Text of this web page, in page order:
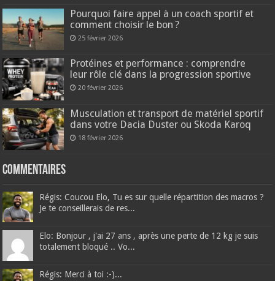
Pourquoi faire appel à un coach sportif et
comment choisir le bon ?
25 février 2026
Protéines et performance : comprendre
leur rôle clé dans la progression sportive
20 février 2026
Musculation et transport de matériel sportif
dans votre Dacia Duster ou Skoda Karoq
18 février 2026
Commentaires
Régis: Coucou Elo, Tu es sur quelle répartition des macros ?
Je te conseillerais de res...
Elo: Bonjour , j'ai 27 ans , après une perte de 12 kg je suis
totalement bloqué .. Vo...
Régis: Merci à toi :-)...